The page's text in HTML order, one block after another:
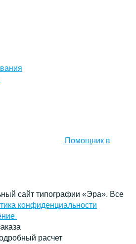
Помощник в
сайт типографии «Эра». Все
конфиденциальности
расчет